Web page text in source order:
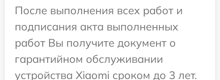
После выполнения всех работ и
подписания акта выполненных
работ Вы получите документ о
гарантийном обслуживании
устройства Xiaomi сроком до 3 лет.